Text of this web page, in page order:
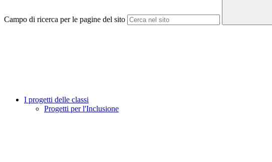
Campo di ricerca per le pagine del sito
I progetti delle classi
Progetti per l'Inclusione